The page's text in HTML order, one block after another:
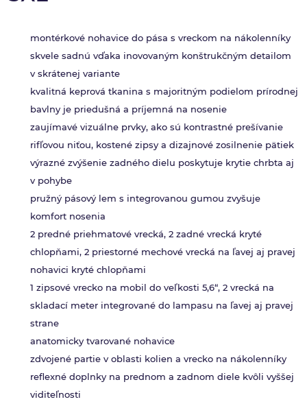
montérkové nohavice do pása s vreckom na nákolenníky
skvele sadnú vďaka inovovaným konštrukčným detailom
v skrátenej variante
kvalitná keprová tkanina s majoritným podielom prírodnej
bavlny je priedušná a príjemná na nosenie
zaujímavé vizuálne prvky, ako sú kontrastné prešívanie
rifľovou niťou, kostené zipsy a dizajnové zosilnenie pätiek
výrazné zvýšenie zadného dielu poskytuje krytie chrbta aj
v pohybe
pružný pásový lem s integrovanou gumou zvyšuje
komfort nosenia
2 predné priehmatové vrecká, 2 zadné vrecká kryté
chlopňami, 2 priestorné mechové vrecká na ľavej aj pravej
nohavici kryté chlopňami
1 zipsové vrecko na mobil do veľkosti 5,6“, 2 vrecká na
skladací meter integrované do lampasu na ľavej aj pravej
strane
anatomicky tvarované nohavice
zdvojené partie v oblasti kolien a vrecko na nákolenníky
reflexné doplnky na prednom a zadnom diele kvôli vyššej
viditeľnosti